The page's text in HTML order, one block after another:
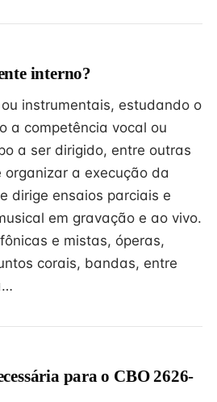
interno?
instrumentais, estudando o
a competência vocal ou
a ser dirigido, entre outras
a execução da
dirige ensaios parciais e
em gravação e ao vivo.
e mistas, óperas,
corais, bandas, entre
para o CBO 2626-